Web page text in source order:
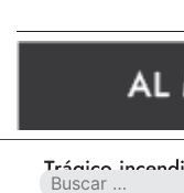
incendio en